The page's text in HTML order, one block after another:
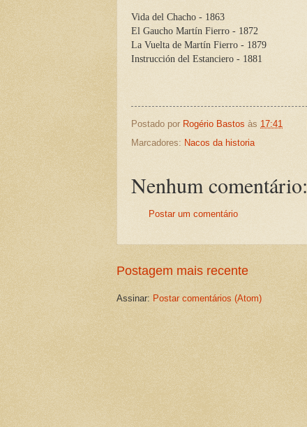
Vida del Chacho - 1863
El Gaucho Martín Fierro - 1872
La Vuelta de Martín Fierro - 1879
Instrucción del Estanciero - 1881
Postado por Rogério Bastos às 17:41
Marcadores: Nacos da historia
Nenhum comentário:
Postar um comentário
Postagem mais recente
Assinar: Postar comentários (Atom)